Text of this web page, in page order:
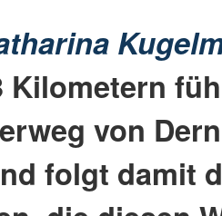
Kilometern
von
folgt damit